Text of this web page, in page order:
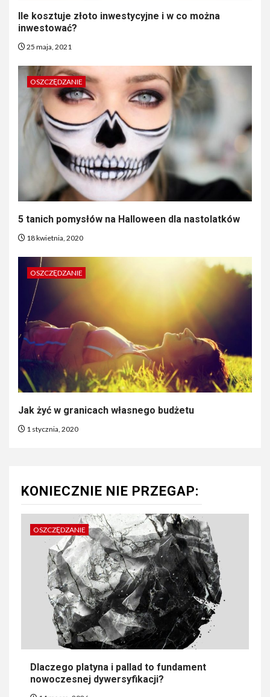
Ile kosztuje złoto inwestycyjne i w co można
inwestować?
25 maja, 2021
OSZCZĘDZANIE
5 tanich pomysłów na Halloween dla nastolatków
18 kwietnia, 2020
OSZCZĘDZANIE
Jak żyć w granicach własnego budżetu
1 stycznia, 2020
KONIECZNIE NIE PRZEGAP:
OSZCZĘDZANIE
Dlaczego platyna i pallad to fundament
nowoczesnej dywersyfikacji?